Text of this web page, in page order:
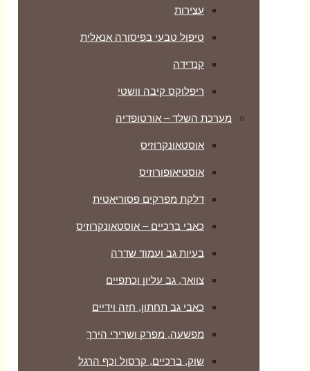
עצירות
טיפול טבעי בפיסורה אנאלית
קנדידה
ריפלוקס קיבה וושטי
מערכת השלד – אורטופדיה
אוסטאונקרוזיס
אוסטיאופורוזיס
דלקת מפרקים פסוריאטית
כאבי ברכיים – אוסטאונקרוזיס
בעיות גב ועמוד שדרה
צוואר, גב עליון וכתפיים
כאבי גב תחתון, חזה וידיים
מפשעה, מפרק ושרירי הירך
שוק, ברכיים, קרסול וכף הרגל